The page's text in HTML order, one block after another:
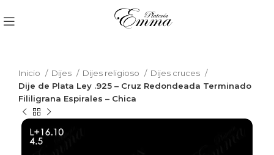
Inicio Dijes Dijes religioso
Dijes cruces
Dije de Plata Ley .925 – Cruz Redondeada Terminado
Fililigrana Espirales – Chica